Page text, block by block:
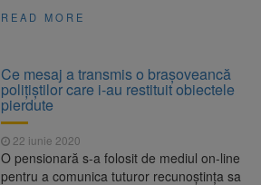
READ MORE
Ce mesaj a transmis o brașoveancă
polițiștilor care i-au restituit obiectele
pierdute
22 iunie 2020
O pensionară s-a folosit de mediul on-line
pentru a comunica tuturor recunoștința sa